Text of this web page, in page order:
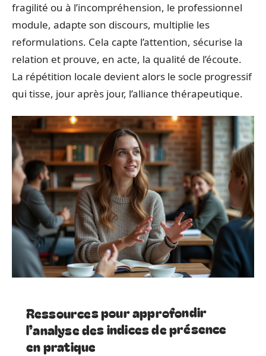
fragilité ou à l’incompréhension, le professionnel
module, adapte son discours, multiplie les
reformulations. Cela capte l’attention, sécurise la
relation et prouve, en acte, la qualité de l’écoute.
La répétition locale devient alors le socle progressif
qui tisse, jour après jour, l’alliance thérapeutique.
Ressources pour approfondir
l’analyse des indices de présence
en pratique